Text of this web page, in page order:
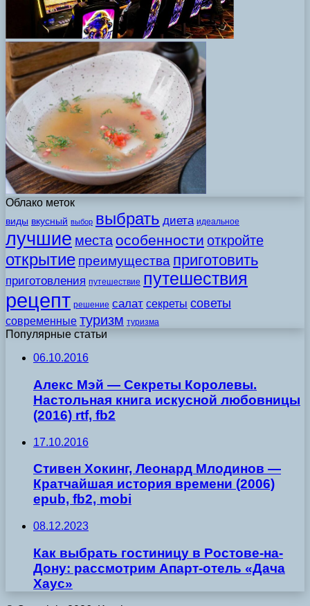
Облако меток
виды вкусный выбор выбрать диета идеальное
лучшие места особенности откройте
открытие преимущества приготовить
приготовления путешествие путешествия
рецепт решение салат секреты советы
современные туризм туризма
Популярные статьи
06.10.2016
Алекс Мэй — Секреты Королевы.
Настольная книга искусной любовницы
(2016) rtf, fb2
17.10.2016
Стивен Хокинг, Леонард Млодинов —
Кратчайшая история времени (2006)
epub, fb2, mobi
08.12.2023
Как выбрать гостиницу в Ростове-на-
Дону: рассмотрим Апарт-отель «Дача
Хаус»